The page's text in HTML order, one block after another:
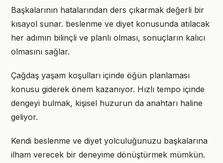
Başkalarının hatalarından ders çıkarmak değerli bir
kısayol sunar. beslenme ve diyet konusunda atılacak
her adımın bilinçli ve planlı olması, sonuçların kalıcı
olmasını sağlar.
Çağdaş yaşam koşulları içinde öğün planlaması
konusu giderek önem kazanıyor. Hızlı tempo içinde
dengeyi bulmak, kişisel huzurun da anahtarı haline
geliyor.
Kendi beslenme ve diyet yolculuğunuzu başkalarına
ilham verecek bir deneyime dönüştürmek mümkün.